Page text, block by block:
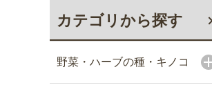
カテゴリから探す
野菜・ハーブの種・キノコ